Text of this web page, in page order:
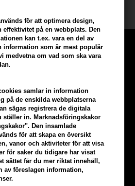
för att optimera design,
effektivitet på en webbplats. Den
kan t.ex. vara en del av
information som är mest populär
medvetna om vad som ska vara
samlar in information
på de enskilda webbplatserna
sägas registrera de digitala
ställer in. Marknadsföringskakor
Den insamlade
för att skapa en översikt
vanor och aktiviteter för att visa
för saker du tidigare har visat
sättet får du mer riktat innehåll,
av föreslagen information,
på hela din